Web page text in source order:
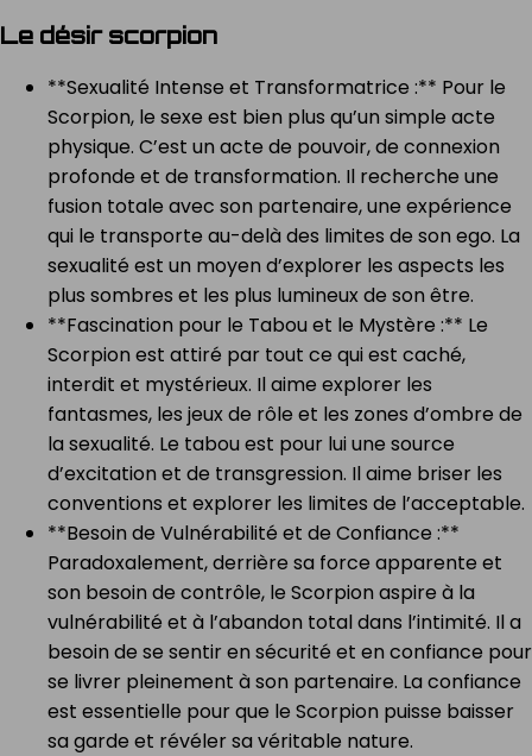
Le désir scorpion
**Sexualité Intense et Transformatrice :** Pour le
Scorpion, le sexe est bien plus qu’un simple acte
physique. C’est un acte de pouvoir, de connexion
profonde et de transformation. Il recherche une
fusion totale avec son partenaire, une expérience
qui le transporte au-delà des limites de son ego. La
sexualité est un moyen d’explorer les aspects les
plus sombres et les plus lumineux de son être.
**Fascination pour le Tabou et le Mystère :** Le
Scorpion est attiré par tout ce qui est caché,
interdit et mystérieux. Il aime explorer les
fantasmes, les jeux de rôle et les zones d’ombre de
la sexualité. Le tabou est pour lui une source
d’excitation et de transgression. Il aime briser les
conventions et explorer les limites de l’acceptable.
**Besoin de Vulnérabilité et de Confiance :**
Paradoxalement, derrière sa force apparente et
son besoin de contrôle, le Scorpion aspire à la
vulnérabilité et à l’abandon total dans l’intimité. Il a
besoin de se sentir en sécurité et en confiance pour
se livrer pleinement à son partenaire. La confiance
est essentielle pour que le Scorpion puisse baisser
sa garde et révéler sa véritable nature.